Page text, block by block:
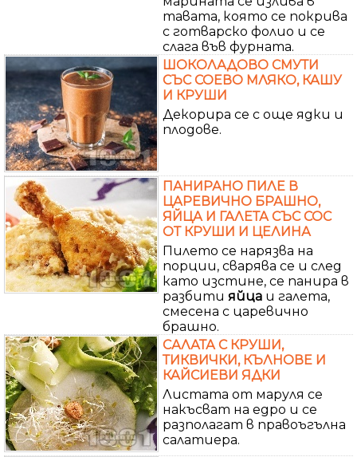
тавата, която се покрива
с готварско фолио и се
слага във фурната.
ШОКОЛАДОВО СМУТИ
СЪС СОЕВО МЛЯКО, КАШУ
И КРУШИ
Декорира се с още ядки и
плодове.
ПАНИРАНО ПИЛЕ В
ЦАРЕВИЧНО БРАШНО,
ЯЙЦА И ГАЛЕТА СЪС СОС
ОТ КРУШИ И ЦЕЛИНА
Пилето се нарязва на
порции, сварява се и след
като изстине, се панира в
разбити яйца и галета,
смесена с царевично
брашно.
САЛАТА С КРУШИ,
ТИКВИЧКИ, КЪЛНОВЕ И
КАЙСИЕВИ ЯДКИ
Листата от маруля се
накъсват на едро и се
разполагат в правоъгълна
салатиера.